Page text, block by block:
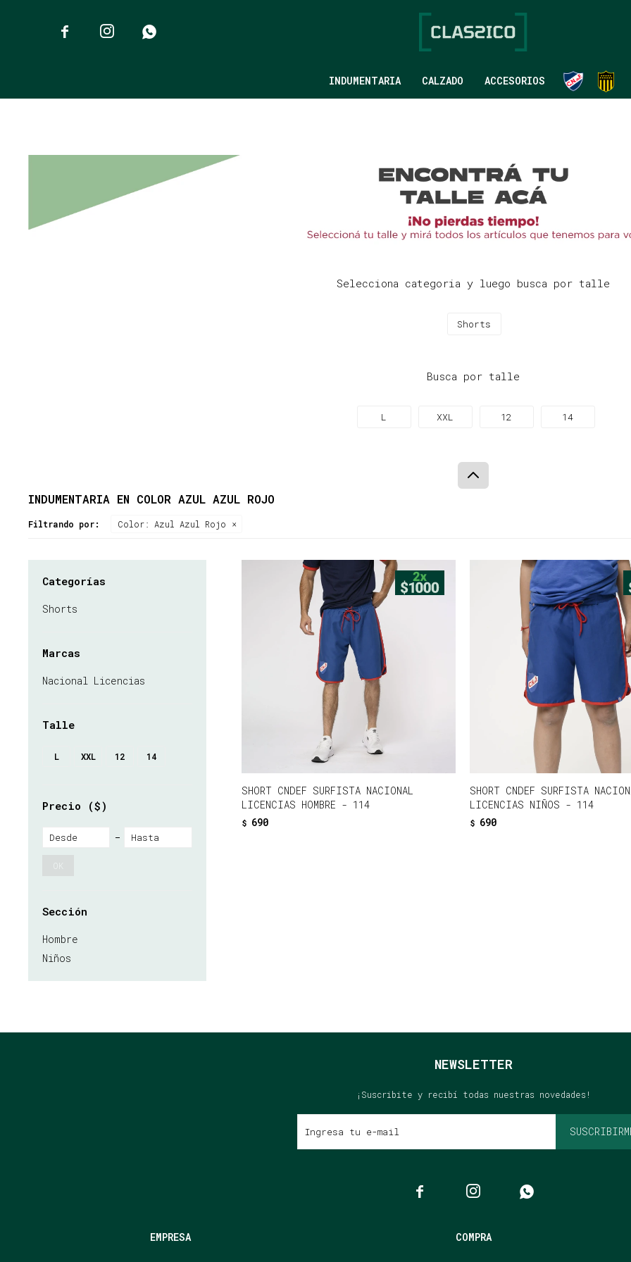
INDUMENTARIA CALZADO ACCESORIOS
  
Selecciona categoria y luego busca por talle
Shorts
Busca por talle
L XXL 12 14
INDUMENTARIA EN COLOR AZUL AZUL ROJO
Filtrando por: Color: Azul Azul Rojo
SHORT CNDEF SURFISTA NACIONAL
LICENCIAS HOMBRE - 114
$ 690
SHORT CNDEF SURFISTA
LICENCIAS NIÑOS - 114
$ 690
Categorías
Shorts
Marcas
Nacional Licencias
Talle
L XXL 12 14
Precio ($)
Sección
Hombre
Niños
EMPRESA COMPRA
NEWSLETTER
¡Suscribite y recibí todas nuestras novedades!
  